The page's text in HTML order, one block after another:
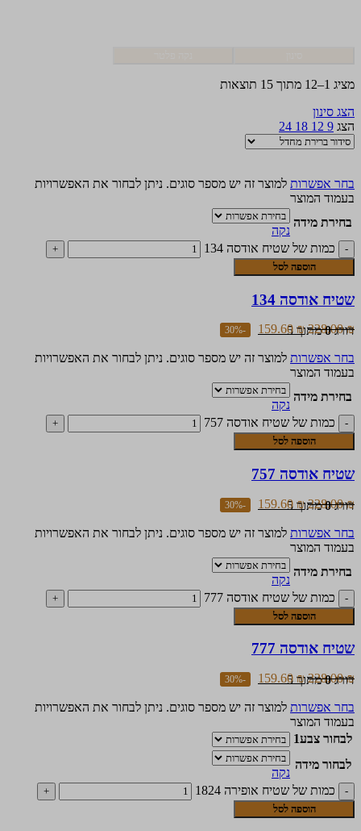
מציג 1–12 מתוך 15 תוצאות
הצג סינון
הצג 9
12
18
24
בחר אפשרות למוצר זה יש מספר סוגים. ניתן לבחור את האפשרויות
בעמוד המוצר
בחירת מידה
נקה
כמות של שטיח אודסה 134
הוספה לסל
שטיח אודסה 134
דורג0מתוך 5
228.00₪
159.60 ₪
-30%
בחר אפשרות למוצר זה יש מספר סוגים. ניתן לבחור את האפשרויות
בעמוד המוצר
בחירת מידה
נקה
כמות של שטיח אודסה 757
הוספה לסל
שטיח אודסה 757
דורג0מתוך 5
228.00₪
159.60 ₪
-30%
בחר אפשרות למוצר זה יש מספר סוגים. ניתן לבחור את האפשרויות
בעמוד המוצר
בחירת מידה
נקה
כמות של שטיח אודסה 777
הוספה לסל
שטיח אודסה 777
דורג0מתוך 5
228.00₪
159.60 ₪
-30%
בחר אפשרות למוצר זה יש מספר סוגים. ניתן לבחור את האפשרויות
בעמוד המוצר
לבחור צבע1
לבחור מידה
נקה
כמות של שטיח אופירה 1824
הוספה לסל